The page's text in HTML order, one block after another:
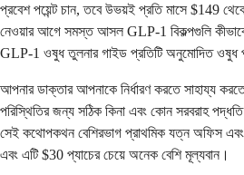
প্রবেশ পয়েন্ট চান, তবে উভয়ই প্রতি মাসে $149
নেওয়ার আগে সমস্ত আসল GLP-1 বিকল্পগুলি
GLP-1 ওষুধ তুলনার গাইড প্রতিটি অনুমোদিত ওষুধ
আপনার ডাক্তার আপনাকে নির্ধারণ করতে সাহায্য
পরিস্থিতির জন্য সঠিক কিনা এবং কোন সরবরাহ
সেই কথোপকথন বেশিরভাগ প্রাথমিক যত্ন অফিস এবং
এবং এটি $30 প্যাচের চেয়ে অনেক বেশি মূল্যবান।